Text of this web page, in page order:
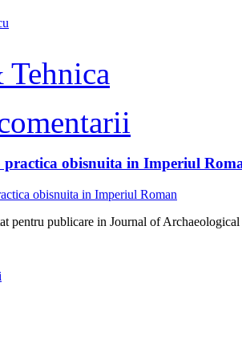
practica obisnuita in Imperiul
pentru publicare in Journal of